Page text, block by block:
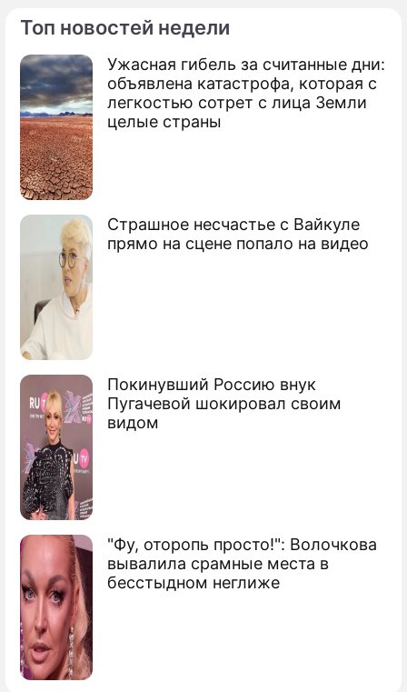
Топ новостей недели
Ужасная гибель за считанные дни:
объявлена катастрофа, которая с
легкостью сотрет с лица Земли
целые страны
Страшное несчастье с Вайкуле
прямо на сцене попало на видео
Покинувший Россию внук
Пугачевой шокировал своим
видом
"Фу, оторопь просто!": Волочкова
вывалила срамные места в
бесстыдном неглиже
По теме
Турецкие СМИ об атаке на российский
Су-24
На Турцию пожаловались в Совбез ООН
Штурман Су-24 хочет отомстить за
командира
Турция дорого заплатит за дружбу с
"ИГ"